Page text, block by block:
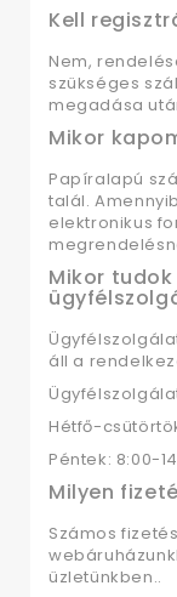
Kell
Nem,
szükséges
megadása
Mikor
Papíralapú
talál.
elektronikus
Mikor
áll a
Hétfő-
Péntek: 8:00-
Milyen
Számos
üzletünkben..